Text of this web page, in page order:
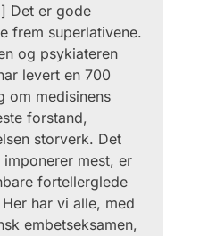
Det er gode
frem superlativene.
og psykiateren
levert en 700
om medisinens
forstand,
storverk. Det
mest, er
fortellerglede
har vi alle, med
embetseksamen,